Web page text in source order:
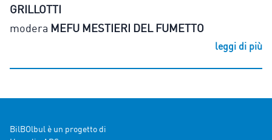
GRILLOTTI
modera MEFU MESTIERI DEL FUMETTO
leggi di più
BilBOlbul è un progetto di